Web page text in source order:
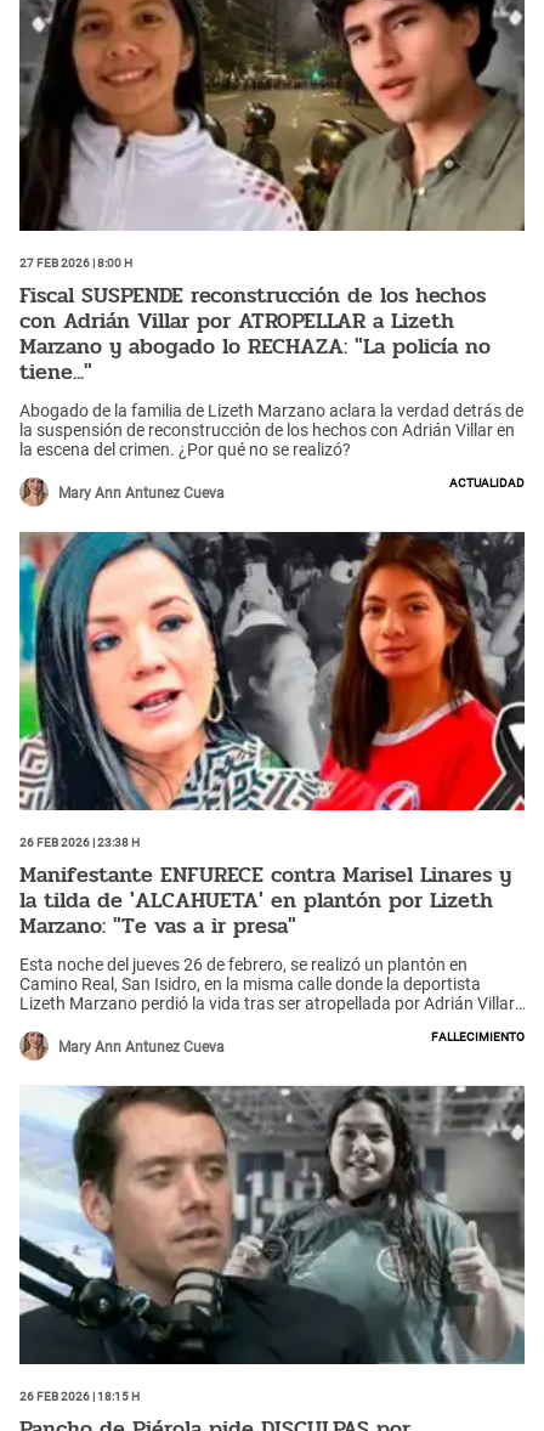
27 Feb 2026 | 8:00 h
Fiscal SUSPENDE reconstrucción de los hechos
con Adrián Villar por ATROPELLAR a Lizeth
Marzano y abogado lo RECHAZA: "La policía no
tiene..."
Abogado de la familia de Lizeth Marzano aclara la verdad detrás de
la suspensión de reconstrucción de los hechos con Adrián Villar en
la escena del crimen. ¿Por qué no se realizó?
Mary Ann Antunez Cueva
Actualidad
26 Feb 2026 | 23:38 h
Manifestante ENFURECE contra Marisel Linares y
la tilda de 'ALCAHUETA' en plantón por Lizeth
Marzano: "Te vas a ir presa"
Esta noche del jueves 26 de febrero, se realizó un plantón en
Camino Real, San Isidro, en la misma calle donde la deportista
Lizeth Marzano perdió la vida tras ser atropellada por Adrián Villar.
fuertes comentarios contra la madrastra del detenido, la periodista
Marisel Linares, asegurando que también iría a la cárcel por
Mary Ann Antunez Cueva
Fallecimiento
26 Feb 2026 | 18:15 h